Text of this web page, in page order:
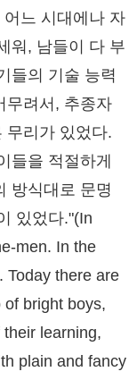
느 시대에나 자
워, 남들이 다 부
들의 기술 능력
무려서, 추종자
무리가 있었다.
들을 적절하게
방식대로 문명
있었다."(In
men. In the
Today there are
bright boys,
learning,
plain and fancy